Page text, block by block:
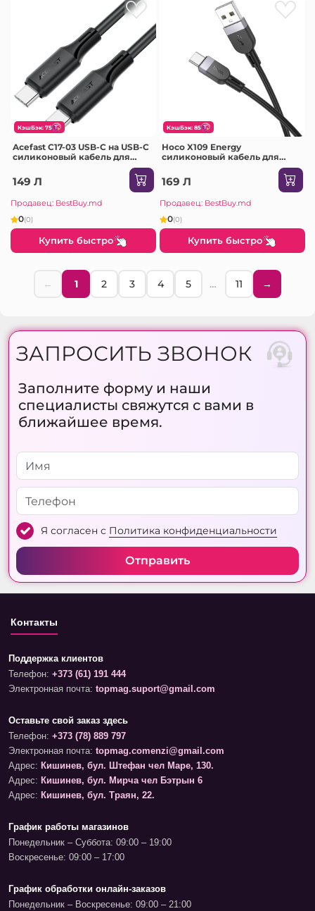
КэшБэк: 75
Acefast C17-03 USB-C на USB-C
силиконовый кабель для
зарядки и передачи данных
черный
149 Л
Продавец: BestBuy.md
0(0)
Купить быстро
КэшБэк: 85
Hoco X109 Energy
силиконовый кабель для
зарядки и передачи данных
USB-C(длина 3 м) черный
169 Л
Продавец: BestBuy.md
0(0)
Купить быстро
← 1 2 3 4 5 … 11 →
ЗАПРОСИТЬ ЗВОНОК
Заполните форму и наши
специалисты свяжутся с вами в
ближайшее время.
Я согласен с Политика конфиденциальности
Отправить
Контакты
Поддержка клиентов
Телефон: +373 (61) 191 444
Электронная почта: topmag.suport@gmail.com
Оставьте свой заказ здесь
Телефон: +373 (78) 889 797
Электронная почта: topmag.comenzi@gmail.com
Адрес: Кишинев, бул. Штефан чел Маре, 130.
Адрес: Кишинев, бул. Мирча чел Бэтрын 6
Адрес: Кишинев, бул. Траян, 22.
График работы магазинов
Понедельник – Суббота: 09:00 – 19:00
Воскресенье: 09:00 – 17:00
График обработки онлайн-заказов
Понедельник – Воскресенье: 09:00 – 21:00